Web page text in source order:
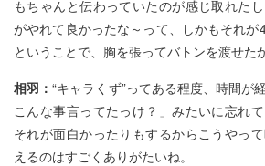
もちゃんと伝わっていたのが感じ取れた
がやれて良かったな～って、しかもそれが
ということで、胸を張ってバトンを渡せた
相羽：“キャラくず”ってある程度、時間が
こんな事言ってたっけ？」みたいに忘れて
それが面白かったりもするからこうやっ
えるのはすごくありがたいね。